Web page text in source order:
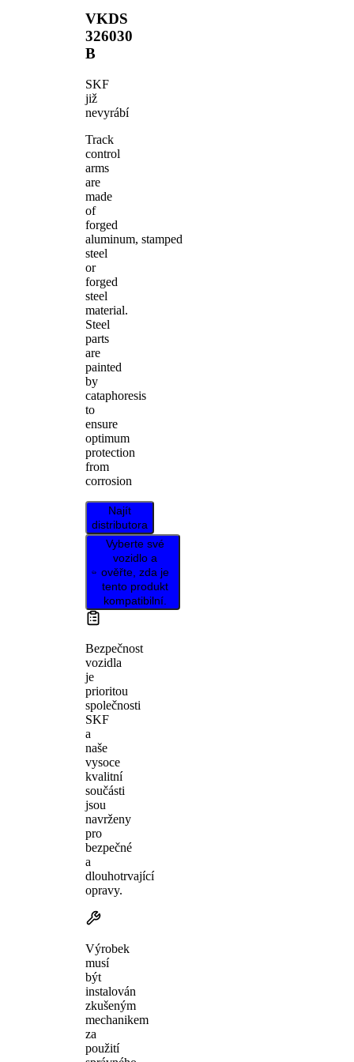
VKDS
326030
B
SKF
již
nevyrábí
Track
control
arms
are
made
of
forged
aluminum, stamped
steel
or
forged
steel
material.
Steel
parts
are
painted
by
cataphoresis
to
ensure
optimum
protection
from
corrosion
Najít
distributora
Vyberte své
vozidlo a
ověřte, zda je
tento produkt
kompatibilní.
Bezpečnost
vozidla
je
prioritou
společnosti
SKF
a
naše
vysoce
kvalitní
součásti
jsou
navrženy
pro
bezpečné
a
dlouhotrvající
opravy.
Výrobek
musí
být
instalován
zkušeným
mechanikem
za
použití